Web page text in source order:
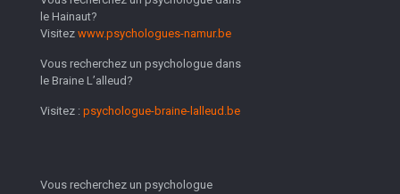
le Hainaut?
Visitez www.psychologues-namur.be
Vous recherchez un psychologue dans
le Braine L’alleud?
Visitez : psychologue-braine-lalleud.be
Vous recherchez un psychologue